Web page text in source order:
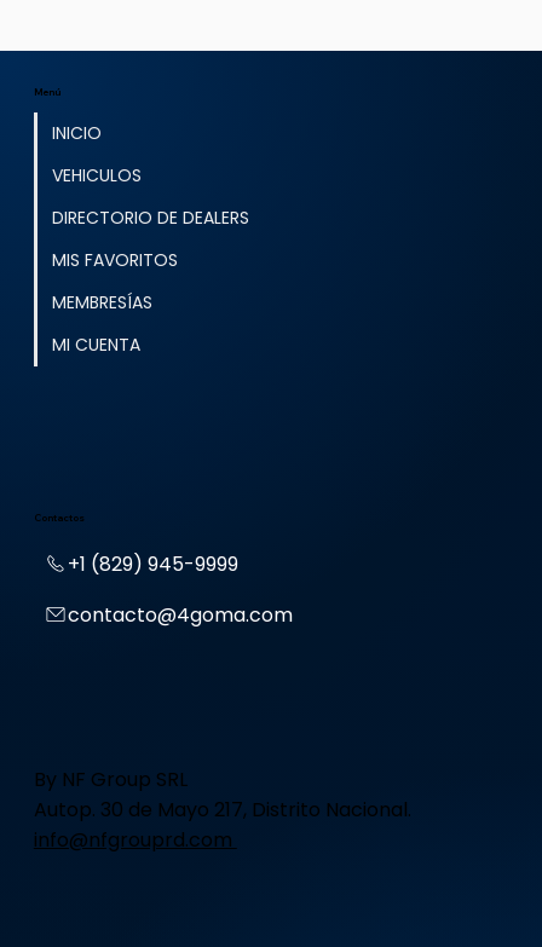
Menú
INICIO
VEHICULOS
DIRECTORIO DE DEALERS
MIS FAVORITOS
MEMBRESÍAS
MI CUENTA
Contactos
+1 (829) 945-9999
contacto@4goma.com
By NF Group SRL
Autop. 30 de Mayo 217, Distrito Nacional.
info@nfgrouprd.com